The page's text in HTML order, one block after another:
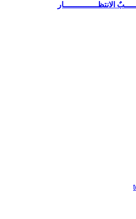
الانتظــــــــــــــار